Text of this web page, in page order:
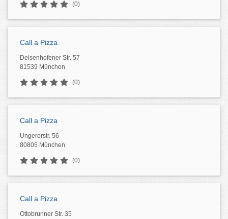
(0)
Call a Pizza
Deisenhofener Str. 57
81539 München
(0)
Call a Pizza
Ungererstr. 56
80805 München
(0)
Call a Pizza
Ottobrunner Str. 35